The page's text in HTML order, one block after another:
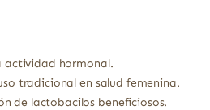
actividad hormonal.
tradicional en salud femenina.
de lactobacilos beneficiosos.